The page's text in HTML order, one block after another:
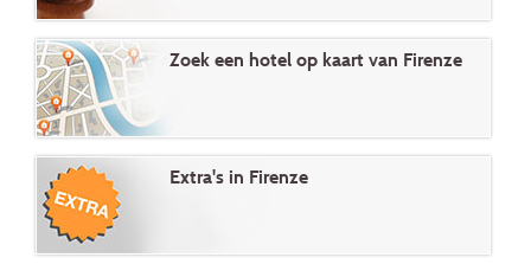
Zoek een hotel op kaart van Firenze
Extra's in Firenze